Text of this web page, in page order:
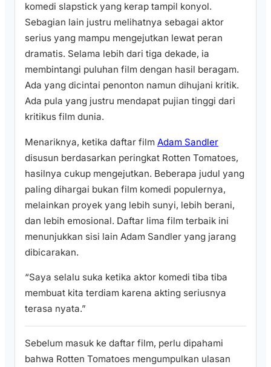
komedi slapstick yang kerap tampil konyol.
Sebagian lain justru melihatnya sebagai aktor
serius yang mampu mengejutkan lewat peran
dramatis. Selama lebih dari tiga dekade, ia
membintangi puluhan film dengan hasil beragam.
Ada yang dicintai penonton namun dihujani kritik.
Ada pula yang justru mendapat pujian tinggi dari
kritikus film dunia.
Menariknya, ketika daftar film Adam Sandler
disusun berdasarkan peringkat Rotten Tomatoes,
hasilnya cukup mengejutkan. Beberapa judul yang
paling dihargai bukan film komedi populernya,
melainkan proyek yang lebih sunyi, lebih berani,
dan lebih emosional. Daftar lima film terbaik ini
menunjukkan sisi lain Adam Sandler yang jarang
dibicarakan.
“Saya selalu suka ketika aktor komedi tiba tiba
membuat kita terdiam karena akting seriusnya
terasa nyata.”
Sebelum masuk ke daftar film, perlu dipahami
bahwa Rotten Tomatoes mengumpulkan ulasan